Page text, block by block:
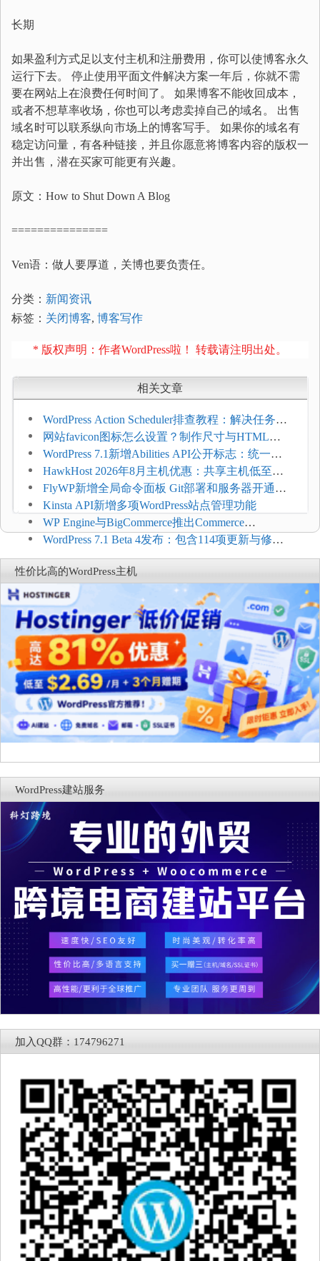
长期
如果盈利方式足以支付主机和注册费用，你可以使博客永久
运行下去。 停止使用平面文件解决方案一年后，你就不需
要在网站上在浪费任何时间了。 如果博客不能收回成本，
或者不想草率收场，你也可以考虑卖掉自己的域名。 出售
域名时可以联系纵向市场上的博客写手。 如果你的域名有
稳定访问量，有各种链接，并且你愿意将博客内容的版权一
并出售，潜在买家可能更有兴趣。
原文：How to Shut Down A Blog
===============
Ven语：做人要厚道，关博也要负责任。
分类： 新闻资讯
标签： 关闭博客, 博客写作
* 版权声明：作者WordPress啦！ 转载请注明出处。
相关文章
WordPress Action Scheduler排查教程：解决任务积
压和订单延迟
网站favicon图标怎么设置？制作尺寸与HTML添
加方法
WordPress 7.1新增Abilities API公开标志：统一支
持REST API、MCP与AI代理
HawkHost 2026年8月主机优惠：共享主机低至
$2.61/月，高性能主机同步折扣
FlyWP新增全局命令面板 Git部署和服务器开通更
方便
Kinsta API新增多项WordPress站点管理功能
WP Engine与BigCommerce推出Commerce
Connect：WordPress商店可保留前台体验并扩展电
商能力
WordPress 7.1 Beta 4发布：包含114项更新与修
复，仅建议在测试环境体验
性价比高的WordPress主机
WordPress建站服务
加入QQ群：174796271